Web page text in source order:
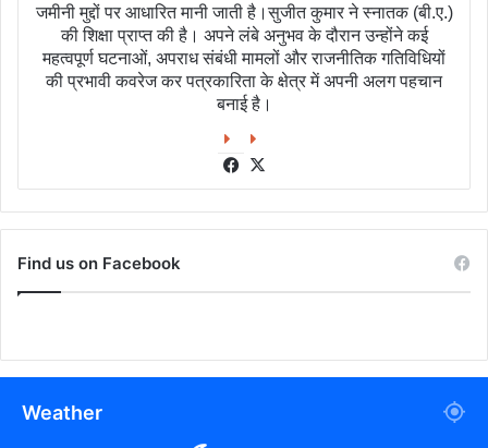
जमीनी मुद्दों पर आधारित मानी जाती है।सुजीत कुमार ने स्नातक (बी.ए.)
की शिक्षा प्राप्त की है। अपने लंबे अनुभव के दौरान उन्होंने कई
महत्वपूर्ण घटनाओं, अपराध संबंधी मामलों और राजनीतिक गतिविधियों
की प्रभावी कवरेज कर पत्रकारिता के क्षेत्र में अपनी अलग पहचान
बनाई है।
Facebook
Find us on Facebook
Weather